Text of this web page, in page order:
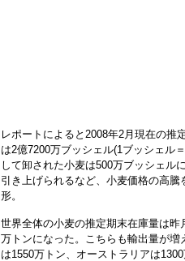
レポートによると2008年2月現在の推
は2億7200万ブッシェル(1ブッシェル
して卸された小麦は500万ブッシェル
引き上げられるなど、小麦価格の高
形。
世界全体の小麦の推定期末在庫量は
万トンになった。こちらも輸出量が
は1550万トン、オーストラリアは